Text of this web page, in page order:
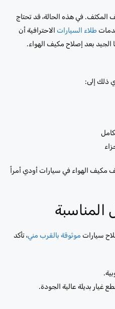
المكثف. في هذه الحالة، قد تحتاج
طلاء السيارات الاحترافية أن
بعد إصلاح مكيف الهواء.
ذلك إلى:
مكيف الهواء في سيارات أودي أمراً
المناسبة
سيارات موثوقة بالقرب مني، تأكد
غيار بديلة عالية الجودة.